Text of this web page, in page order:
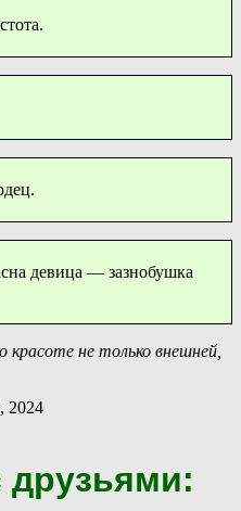
девица — зазнобушка
красоте не только внешней,
2024
друзьями: